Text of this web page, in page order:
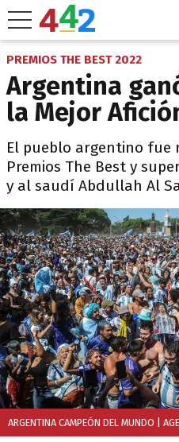
PREMIOS THE BEST 2022
Argentina
la Mejor
El pueblo argentino fue
Premios The Best y
y al saudí Abdullah Al
ARGENTINA CAMPEÓN DEL MUNDO |